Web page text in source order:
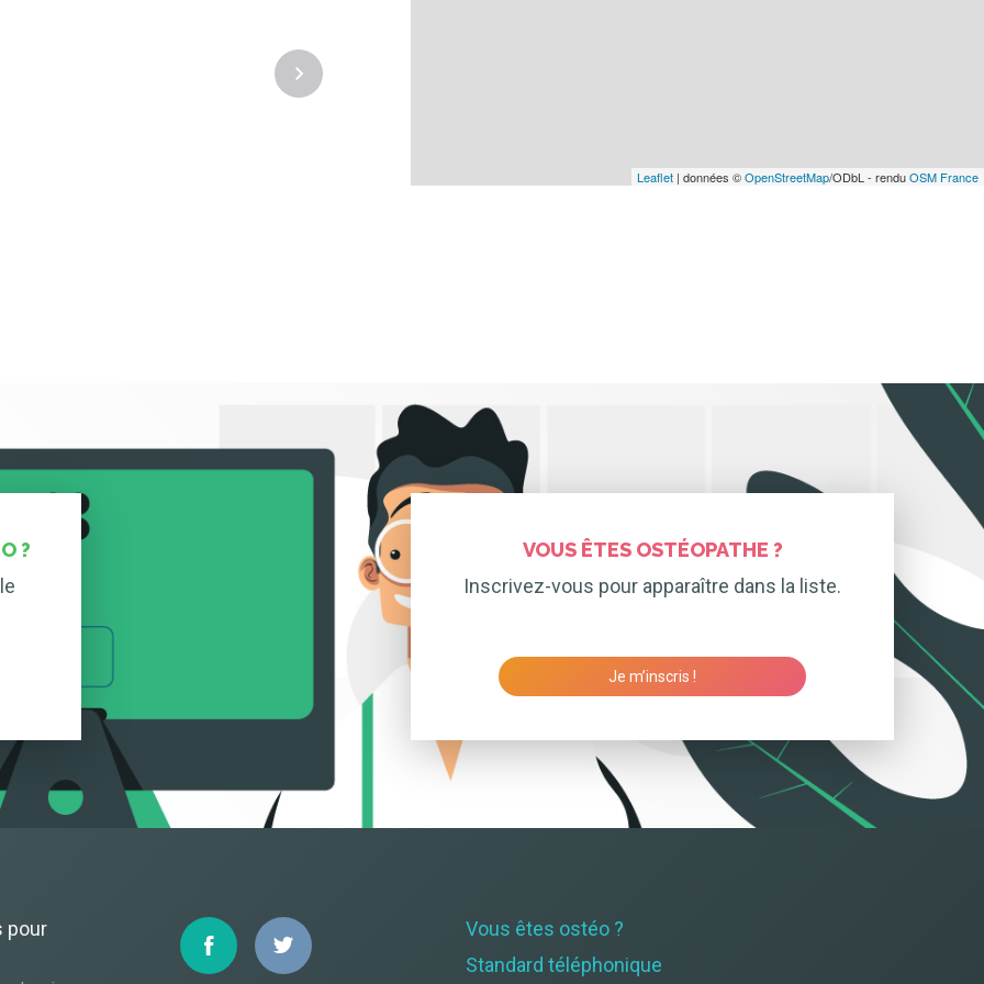
Leaflet | données ©OpenStreetMap/ODbL - renduOSM France
?
VOUS ÊTES OSTÉOPATHE ?
Inscrivez-vous pour apparaître dans la liste.
Je m’inscris !
Vous êtes ostéo ?
Standard téléphonique
pour